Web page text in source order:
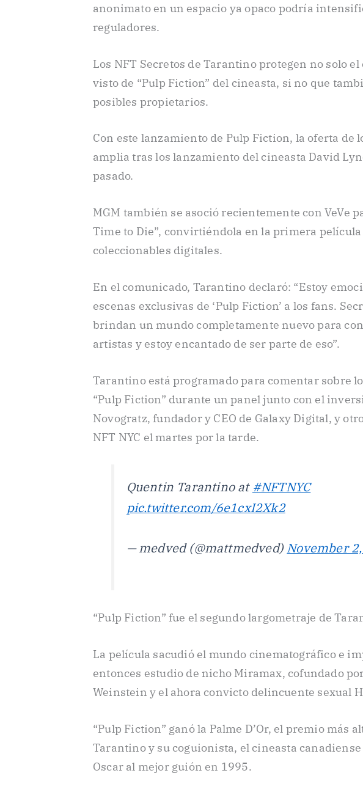
anonimato en un espacio ya opaco podría
reguladores.
Los NFT Secretos de Tarantino protegen no solo
visto de “Pulp Fiction” del cineasta, si no que
posibles propietarios.
Con este lanzamiento de Pulp Fiction, la oferta de
amplia tras los lanzamiento del cineasta David
pasado.
MGM también se asoció recientemente con VeVe
Time to Die”, convirtiéndola en la primera película
coleccionables digitales.
En el comunicado, Tarantino declaró: “Estoy
escenas exclusivas de ‘Pulp Fiction’ a los fans.
brindan un mundo completamente nuevo para
artistas y estoy encantado de ser parte de eso”.
Tarantino está programado para comentar sobre
“Pulp Fiction” durante un panel junto con el
Novogratz, fundador y CEO de Galaxy Digital, y
NFT NYC el martes por la tarde.
Quentin Tarantino at #NFTNYC
pic.twitter.com/6e1cxI2Xk2
— medved (@mattmedved) November
“Pulp Fiction” fue el segundo largometraje de
La película sacudió el mundo cinematográfico e
entonces estudio de nicho Miramax, cofundado
Weinstein y el ahora convicto delincuente sexual
“Pulp Fiction” ganó la Palme D’Or, el premio más
Tarantino y su coguionista, el cineasta
Oscar al mejor guión en 1995.